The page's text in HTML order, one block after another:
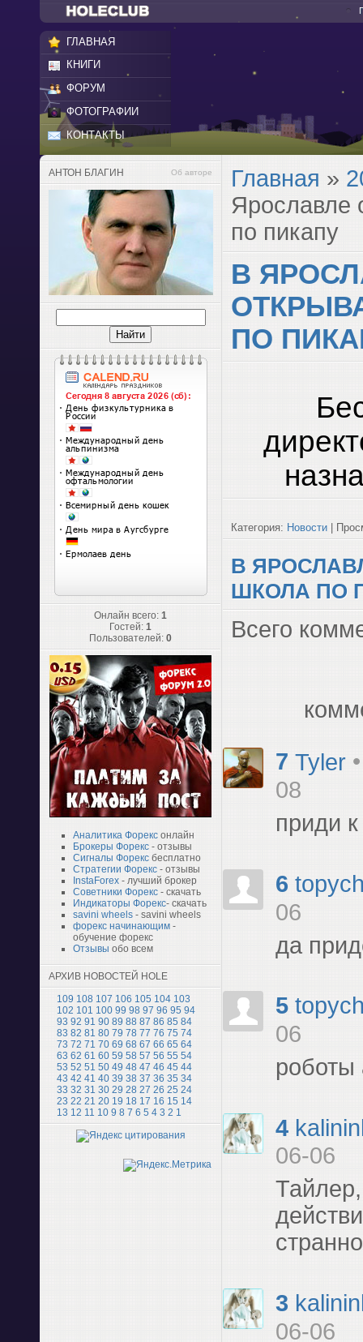
ГЛАВНАЯ
КНИГИ
ФОРУМ
ФОТОГРАФИИ
КОНТАКТЫ
АНТОН БЛАГИН Об авторе
Онлайн всего: 1
Гостей: 1
Пользователей: 0
Аналитика Форекс онлайн
Брокеры Форекс - отзывы
Сигналы Форекс бесплатно
Стратегии Форекс - отзывы
InstaForex - лучший брокер
Советники Форекс - скачать
Индикаторы Форекс- скачать
savini wheels - savini wheels
форекс начинающим -
обучение форекс
Отзывы обо всем
АРХИВ НОВОСТЕЙ HOLE
109 108 107 106 105 104 103
102 101 100 99 98 97 96 95 94
93 92 91 90 89 88 87 86 85 84
83 82 81 80 79 78 77 76 75 74
73 72 71 70 69 68 67 66 65 64
63 62 61 60 59 58 57 56 55 54
53 52 51 50 49 48 47 46 45 44
43 42 41 40 39 38 37 36 35 34
33 32 31 30 29 28 27 26 25 24
23 22 21 20 19 18 17 16 15 14
13 12 11 10 9 8 7 6 5 4 3 2 1
Главная »
Ярославле
по пикапу
В
ПО
Категория: Новости |
В
ШКОЛА ПО
Всего
7 Tyler
08
приди
6
06
да
5
06
роботы
4
06-06
3
06-06